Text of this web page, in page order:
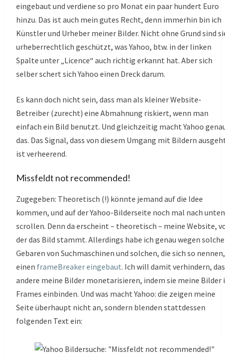
eingebaut und verdiene so pro Monat ein paar hundert Euro
hinzu. Das ist auch mein gutes Recht, denn immerhin bin ich
Künstler und Urheber meiner Bilder. Nicht ohne Grund sind
urheberrechtlich geschützt, was Yahoo, btw. in der linken
Spalte unter „Licence“ auch richtig erkannt hat. Aber sich
selber schert sich Yahoo einen Dreck darum.
Es kann doch nicht sein, dass man als kleiner Website-
Betreiber (zurecht) eine Abmahnung riskiert, wenn man
einfach ein Bild benutzt. Und gleichzeitig macht Yahoo
das. Das Signal, dass von diesem Umgang mit Bildern
ist verheerend.
Missfeldt not recommended!
Zugegeben: Theoretisch (!) könnte jemand auf die Idee
kommen, und auf der Yahoo-Bilderseite noch mal nach unten
scrollen. Denn da erscheint – theoretisch – meine Website,
der das Bild stammt. Allerdings habe ich genau wegen
Gebaren von Suchmaschinen und solchen, die sich so nennen,
einen frameBreaker eingebaut. Ich will damit verhindern,
andere meine Bilder monetarisieren, indem sie meine Bilder
Frames einbinden. Und was macht Yahoo: die zeigen meine
Seite überhaupt nicht an, sondern blenden stattdessen
folgenden Text ein: